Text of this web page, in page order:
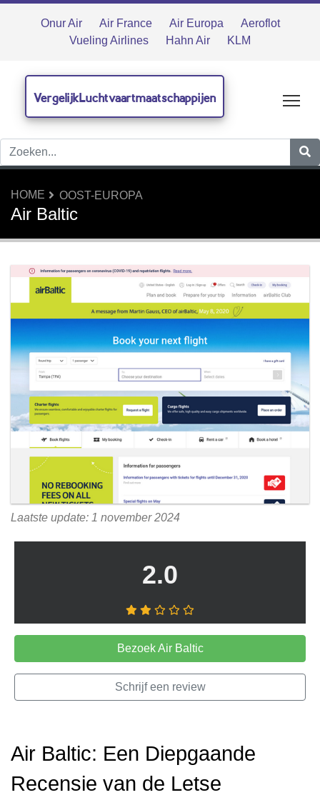
Onur Air Air France Air Europa
Aeroflot
Vueling Airlines
Hahn Air KLM
VergelijkLuchtvaartmaatschappijen
HOME OOST-EUROPA
Air Baltic
Laatste update: 1 november 2024
2.0
Bezoek Air Baltic
Schrijf een review
Air Baltic: Een Diepgaande
Recensie van de Letse